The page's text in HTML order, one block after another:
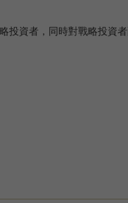
資者，同時對戰略投資